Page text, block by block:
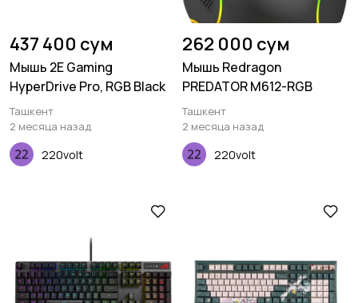
437 400 сум
Мышь 2E Gaming
HyperDrive Pro, RGB Black
Ташкент
2 месяца назад
220volt
262 000 сум
Мышь Redragon
PREDATOR M612-RGB
Ташкент
2 месяца назад
220volt